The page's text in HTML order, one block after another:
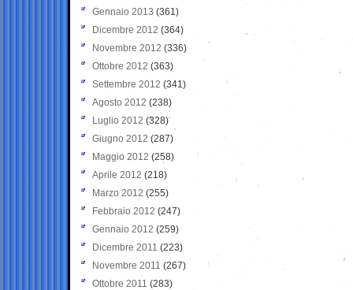
Gennaio 2013 (361)
Dicembre 2012 (364)
Novembre 2012 (336)
Ottobre 2012 (363)
Settembre 2012 (341)
Agosto 2012 (238)
Luglio 2012 (328)
Giugno 2012 (287)
Maggio 2012 (258)
Aprile 2012 (218)
Marzo 2012 (255)
Febbraio 2012 (247)
Gennaio 2012 (259)
Dicembre 2011 (223)
Novembre 2011 (267)
Ottobre 2011 (283)